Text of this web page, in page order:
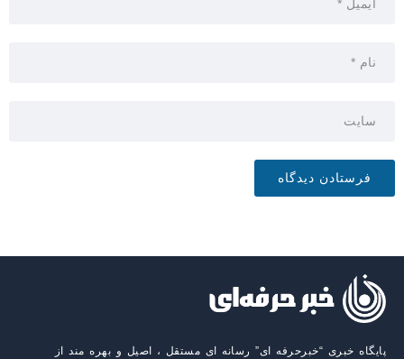
پایگاه خبری “خبرحرفه ای” رسانه ای مستقل ، اصیل و بهره مند از